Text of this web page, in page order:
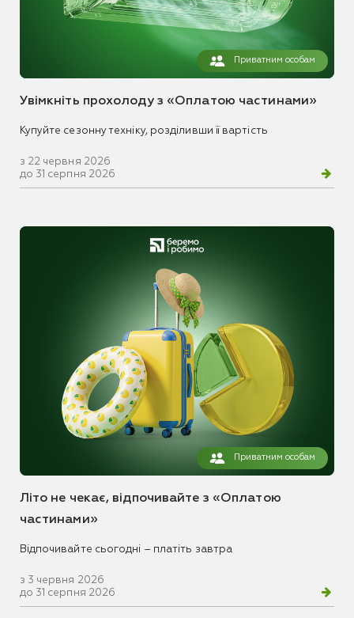
Приватним особам
Увімкніть прохолоду з «Оплатою частинами»
Купуйте сезонну техніку, розділивши її вартість
з 22 червня 2026
до 31 серпня 2026
Приватним особам
Літо не чекає, відпочивайте з «Оплатою
частинами»
Відпочивайте сьогодні – платіть завтра
з 3 червня 2026
до 31 серпня 2026